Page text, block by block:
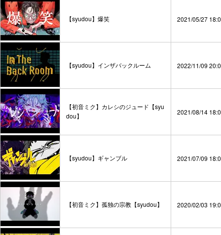
【syudou】爆笑 2021/05/27
【syudou】インザバックルーム 2022/11/09
【初音ミク】カレシのジュード【syu
dou】
2021/08/14
【syudou】ギャンブル 2021/07/09
【初音ミク】孤独の宗教【syudou】 2020/02/03